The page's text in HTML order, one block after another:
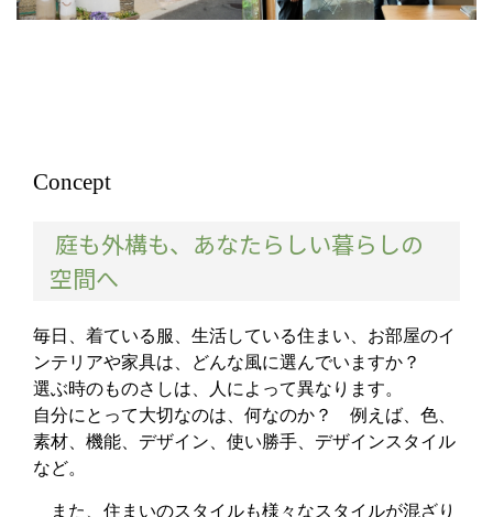
Concept
庭も外構も、あなたらしい暮らしの
空間へ
毎日、着ている服、生活している住まい、お部屋のイ
ンテリアや家具は、どんな風に選んでいますか？
選ぶ時のものさしは、人によって異なります。
自分にとって大切なのは、何なのか？ 例えば、色、
素材、機能、デザイン、使い勝手、デザインスタイル
など。
また、住まいのスタイルも様々なスタイルが混ざり